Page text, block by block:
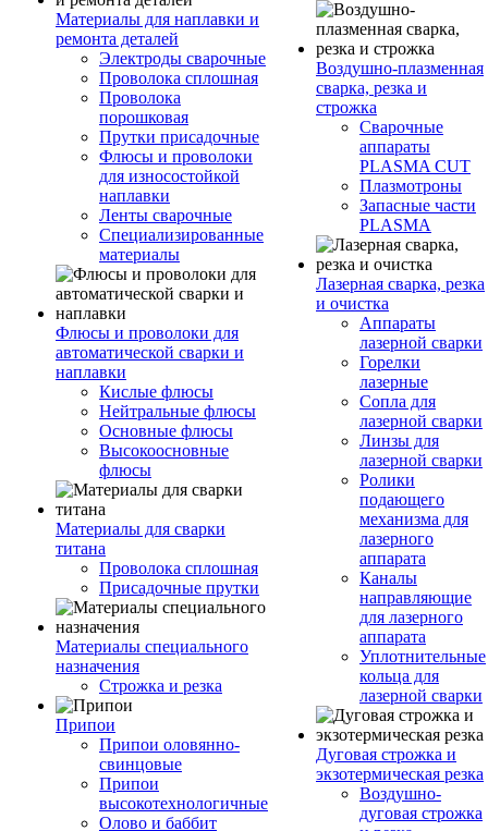
Материалы для наплавки и
ремонта деталей
Электроды сварочные
Проволока сплошная
Проволока
порошковая
Прутки присадочные
Флюсы и проволоки
для износостойкой
наплавки
Ленты сварочные
Специализированные
материалы
Флюсы и проволоки для
автоматической сварки и
наплавки
Кислые флюсы
Нейтральные флюсы
Основные флюсы
Высокоосновные
флюсы
Материалы для сварки
титана
Проволока сплошная
Присадочные прутки
Материалы специального
назначения
Строжка и резка
Припои
Припои оловянно-
свинцовые
Припои
высокотехнологичные
Олово и баббит
Воздушно-плазменная
сварка, резка и
строжка
Сварочные
аппараты
PLASMA CUT
Плазмотроны
Запасные части
PLASMA
Лазерная сварка, резка
и очистка
Аппараты
лазерной сварки
Горелки
лазерные
Сопла для
лазерной сварки
Линзы для
лазерной сварки
Ролики
подающего
механизма для
лазерного
аппарата
Каналы
направляющие
для лазерного
аппарата
Уплотнительные
кольца для
лазерной сварки
Дуговая строжка и
экзотермическая резка
Воздушно-
дуговая строжка